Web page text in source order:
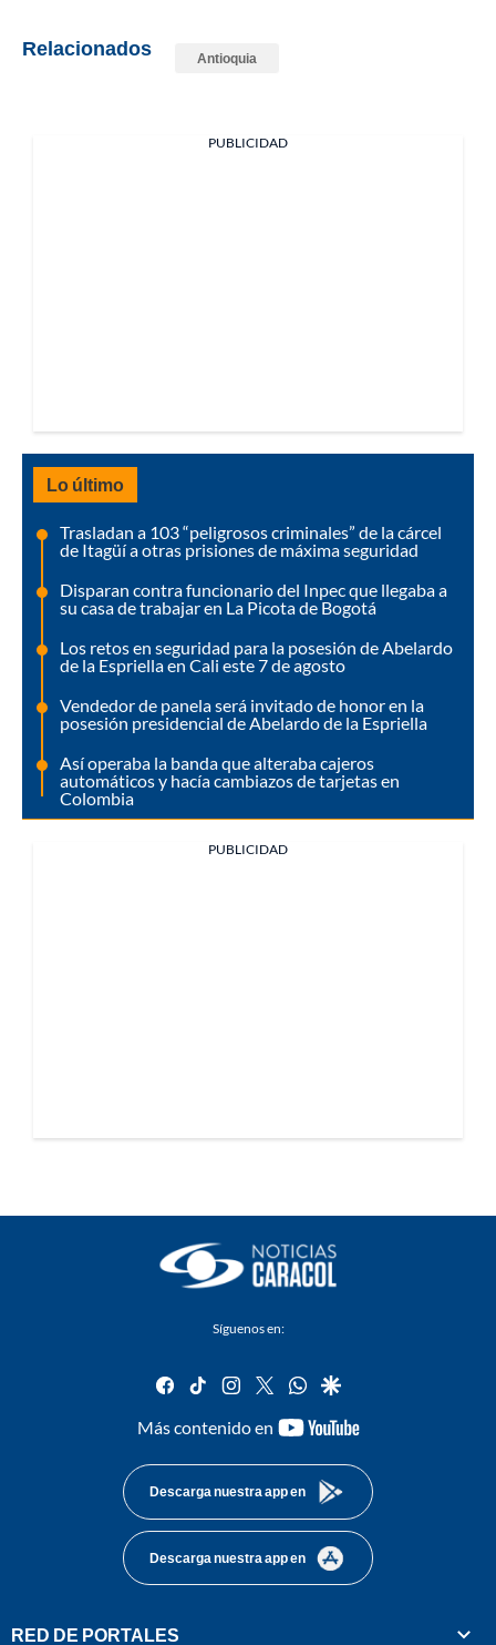
Relacionados Antioquia
PUBLICIDAD
Lo último
Trasladan a 103 “peligrosos criminales” de la cárcel
de Itagüí a otras prisiones de máxima seguridad
Disparan contra funcionario del Inpec que llegaba a
su casa de trabajar en La Picota de Bogotá
Los retos en seguridad para la posesión de Abelardo
de la Espriella en Cali este 7 de agosto
Vendedor de panela será invitado de honor en la
posesión presidencial de Abelardo de la Espriella
Así operaba la banda que alteraba cajeros
automáticos y hacía cambiazos de tarjetas en
Colombia
PUBLICIDAD
Síguenos en:
facebook
tiktok instagram
twitterwhatsapp
google
Más contenido en
youtube-
Descarga nuestra app en
Descarga nuestra app en
RED DE PORTALES